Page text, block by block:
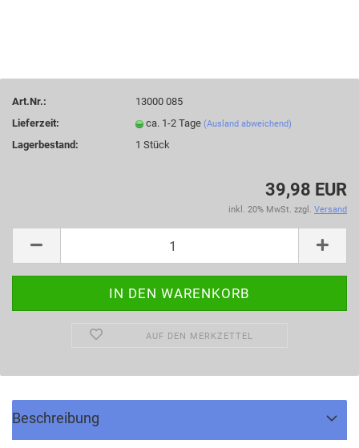
Art.Nr.:
13000 085
Lieferzeit:
ca. 1-2 Tage(Ausland abweichend)
Lagerbestand: 1Stück
39,98 EUR
inkl. 20% MwSt. zzgl. Versand
AUF DEN MERKZETTEL
Beschreibung